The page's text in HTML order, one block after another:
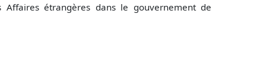
Affaires étrangères dans le gouvernement de